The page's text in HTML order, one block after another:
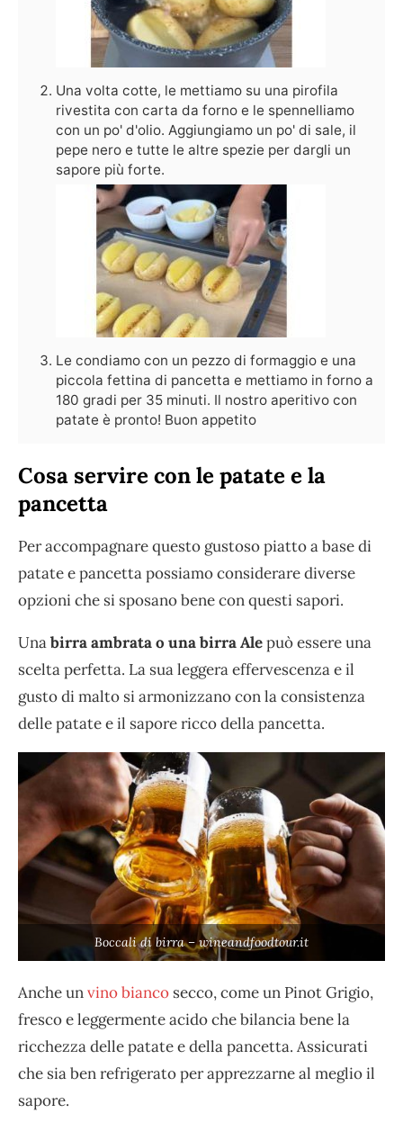
Una volta cotte, le mettiamo su una pirofila
rivestita con carta da forno e le spennelliamo
con un po' d'olio. Aggiungiamo un po' di sale, il
pepe nero e tutte le altre spezie per dargli un
sapore più forte.
Le condiamo con un pezzo di formaggio e una
piccola fettina di pancetta e mettiamo in forno a
180 gradi per 35 minuti. Il nostro aperitivo con
patate è pronto! Buon appetito
Cosa servire con le patate e la
pancetta
Per accompagnare questo gustoso piatto a base di
patate e pancetta possiamo considerare diverse
opzioni che si sposano bene con questi sapori.
Unabirra ambrata o una birra Alepuò essere una
scelta perfetta. La sua leggera effervescenza e il
gusto di malto si armonizzano con la consistenza
delle patate e il sapore ricco della pancetta.
Boccali di birra – wineandfoodtour.it
Anche unvino bianco secco, come un Pinot Grigio,
fresco e leggermente acido che bilancia bene la
ricchezza delle patate e della pancetta. Assicurati
che sia ben refrigerato per apprezzarne al meglio il
sapore.